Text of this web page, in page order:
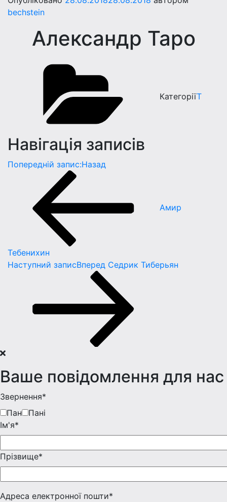
bechstein
Александр Таро
КатегоріїТ
Навігація записів
Попередній запис:Назад
Амир
Тебенихин
Наступний записВперед Седрик Тиберьян
Ваше повідомлення для нас
Звернення*
Пан
Пані
Iм'я*
Прізвище*
Адреса електронної пошти*